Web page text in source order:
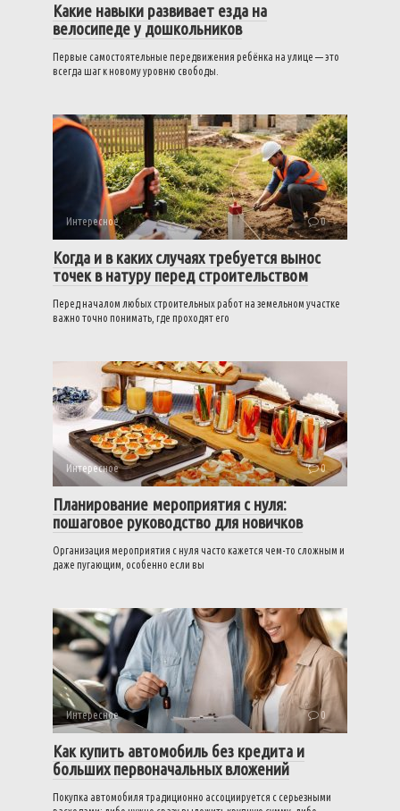
Какие навыки развивает езда на
велосипеде у дошкольников
Первые самостоятельные передвижения ребёнка на улице — это
всегда шаг к новому уровню свободы.
Интересное 0
Когда и в каких случаях требуется вынос
точек в натуру перед строительством
Перед началом любых строительных работ на земельном участке
важно точно понимать, где проходят его
Интересное 0
Планирование мероприятия с нуля:
пошаговое руководство для новичков
Организация мероприятия с нуля часто кажется чем-то сложным и
даже пугающим, особенно если вы
Интересное 0
Как купить автомобиль без кредита и
больших первоначальных вложений
Покупка автомобиля традиционно ассоциируется с серьезными